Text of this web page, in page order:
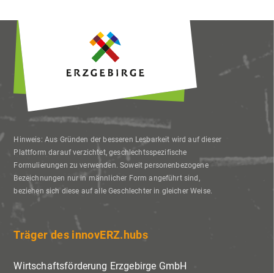
Hinweis: Aus Gründen der besseren Lesbarkeit wird auf dieser
Plattform darauf verzichtet, geschlechtsspezifische
Formulierungen zu verwenden. Soweit personenbezogene
Bezeichnungen nur in männlicher Form angeführt sind,
beziehen sich diese auf alle Geschlechter in gleicher Weise.
Träger des innovERZ.hubs
Wirtschaftsförderung Erzgebirge GmbH